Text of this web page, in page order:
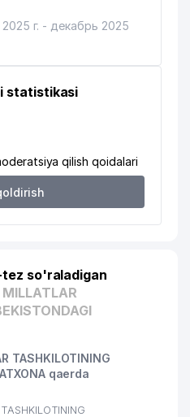
HUZURIDA
UY-
ATB
UY-JOY MULK
208 м
208 м
MChJ
AJ
QK MChJ
г. - декабрь 2025
statistikasi
qilish qoidalari
so'raladigan
TASHKILOTINING
qaerda